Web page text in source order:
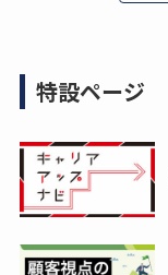
特設ページ